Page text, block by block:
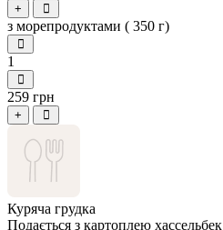
+
з морепродуктами ( 350 г)
1
259 грн
+
Куряча грудка
Подається з картоплею хассельбек